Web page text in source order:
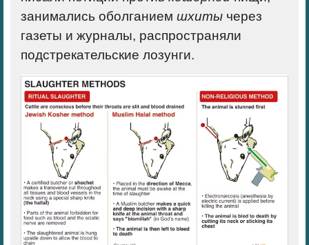
занимались оболганием шхиты через
газеты и журналы, распространяли
подстрекательские лозунги.